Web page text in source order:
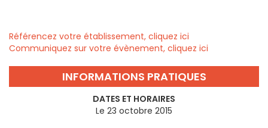
Référencez votre établissement, cliquez ici
Communiquez sur votre évènement, cliquez ici
INFORMATIONS PRATIQUES
DATES ET HORAIRES
Le 23 octobre 2015